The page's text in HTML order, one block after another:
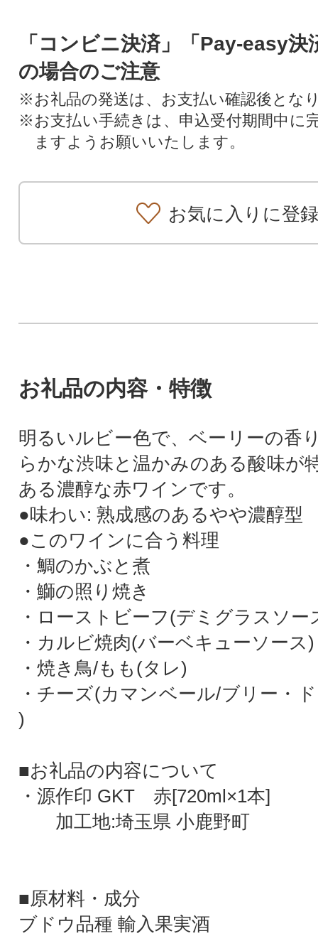
「コンビニ決済」「Pay-easy決
の場合のご注意
※お礼品の発送は、お支払い確認後とな
※お支払い手続きは、申込受付期間中に
ますようお願いいたします。
お気に入りに登録
お礼品の内容・特徴
明るいルビー色で、ベーリーの香
らかな渋味と温かみのある酸味が
ある濃醇な赤ワインです。
●味わい: 熟成感のあるやや濃醇型
●このワインに合う料理
・鯛のかぶと煮
・鰤の照り焼き
・ローストビーフ(デミグラスソー
・カルビ焼肉(バーベキューソース)
・焼き鳥/もも(タレ)
・チーズ(カマンベール/ブリー・
)
■お礼品の内容について
・源作印 GKT 赤[720ml×1本]
加工地:埼玉県 小鹿野町
■原材料・成分
ブドウ品種 輸入果実酒